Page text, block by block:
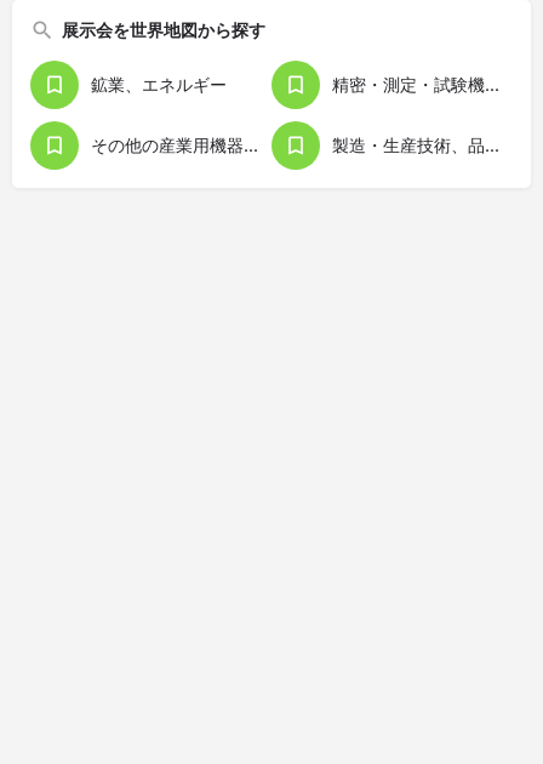
展示会を世界地図から探す
鉱業、エネルギー 精密・測定・試験機器
その他の産業用機器・設備 製造・生産技術、品質管理